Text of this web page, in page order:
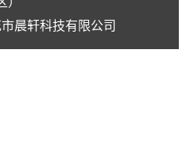
晨轩科技有限公司